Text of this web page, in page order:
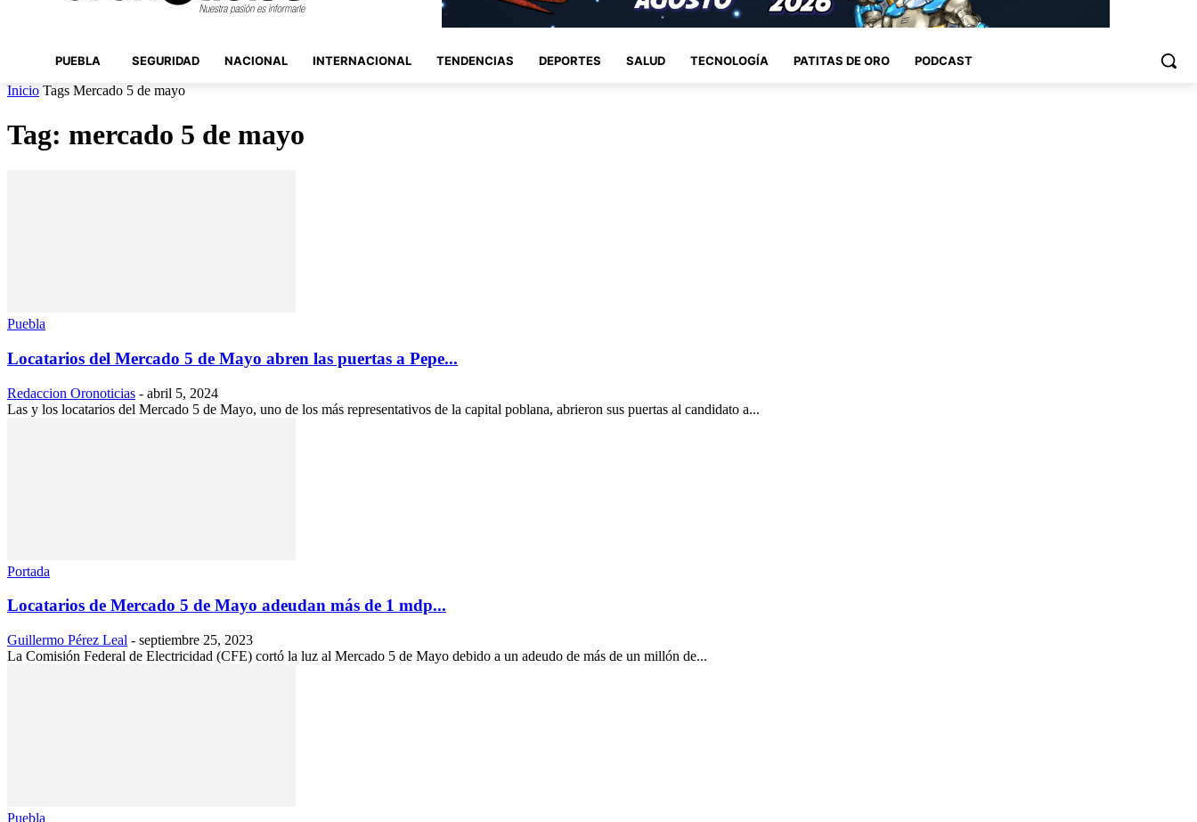
PUEBLA SEGURIDAD NACIONAL INTERNACIONAL TENDENCIAS DEPORTES SALUD TECNOLOGÍA PATITAS DE ORO PODCAST
Inicio Tags Mercado 5 de mayo
Tag: mercado 5 de mayo
Puebla
Locatarios del Mercado 5 de Mayo abren las puertas a Pepe...
Redaccion Oronoticias - abril 5, 2024
Las y los locatarios del Mercado 5 de Mayo, uno de los más representativos de la capital poblana, abrieron sus puertas al candidato a...
Portada
Locatarios de Mercado 5 de Mayo adeudan más de 1 mdp...
Guillermo Pérez Leal - septiembre 25, 2023
La Comisión Federal de Electricidad (CFE) cortó la luz al Mercado 5 de Mayo debido a un adeudo de más de un millón de...
Puebla